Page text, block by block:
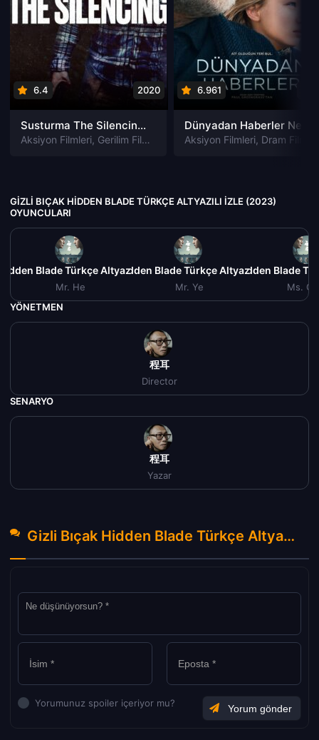
6.4 2020
Susturma The Silencing izle
Aksiyon Filmleri, Gerilim Filmleri Gizem Filmleri,Suç Filmleri
6.961
Aksiyon Filmleri, Dram Filmleri
GIZLI BIÇAK HIDDEN BLADE TÜRKÇE ALTYAZILI IZLE (2023)
OYUNCULARI
Blade Türkçe Altyazılı izle (2023)
Mr. He
Gizli Bıçak Hidden Blade Türkçe Altyazılı izle (2023)
Mr. Ye
Gizli Bıçak Hidden Blade
Ms.
YÖNETMEN
程耳
Director
SENARYO
程耳
Yazar
Gizli Bıçak Hidden Blade Türkçe Altyazılı izle (2023) Hakkında Yorumlar
Yorumunuz spoiler içeriyor mu?